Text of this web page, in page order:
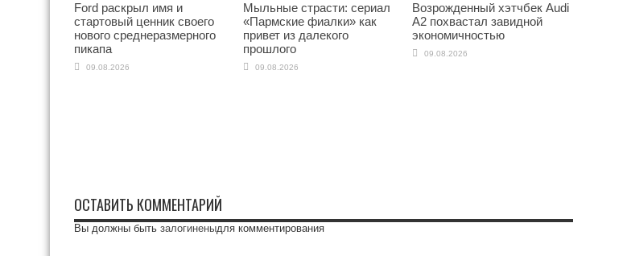
Ford раскрыл имя и
стартовый ценник своего
нового среднеразмерного
пикапа
09.08.2026
Мыльные страсти: сериал
«Пармские фиалки» как
привет из далекого
прошлого
09.08.2026
Возрожденный хэтчбек Audi
A2 похвастал завидной
экономичностью
09.08.2026
ОСТАВИТЬ КОММЕНТАРИЙ
Вы должны быть залогиненыдля комментирования